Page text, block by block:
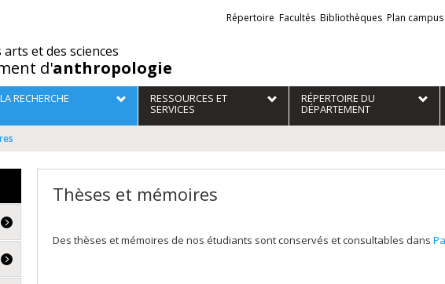
arts et des sciences
d'anthropologie
Liens
externes
Répertoire Facultés Bibliothèques Plan campus
LA RECHERCHE RESSOURCES ET
SERVICES
RÉPERTOIRE DU
DÉPARTEMENT
Thèses et mémoires
Des thèses et mémoires de nos étudiants sont conservés et consultables dans